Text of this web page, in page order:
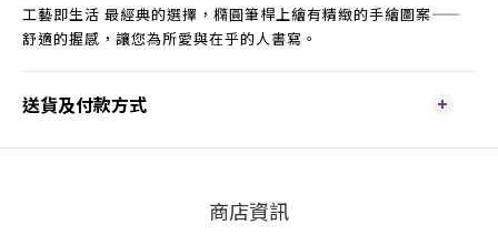
工藝即生活 最經典的選擇，橢圓筆桿上繪有精緻的手繪圖案——
舒適的握感，讓您為所愛與在乎的人書寫。
送貨及付款方式
商店資訊